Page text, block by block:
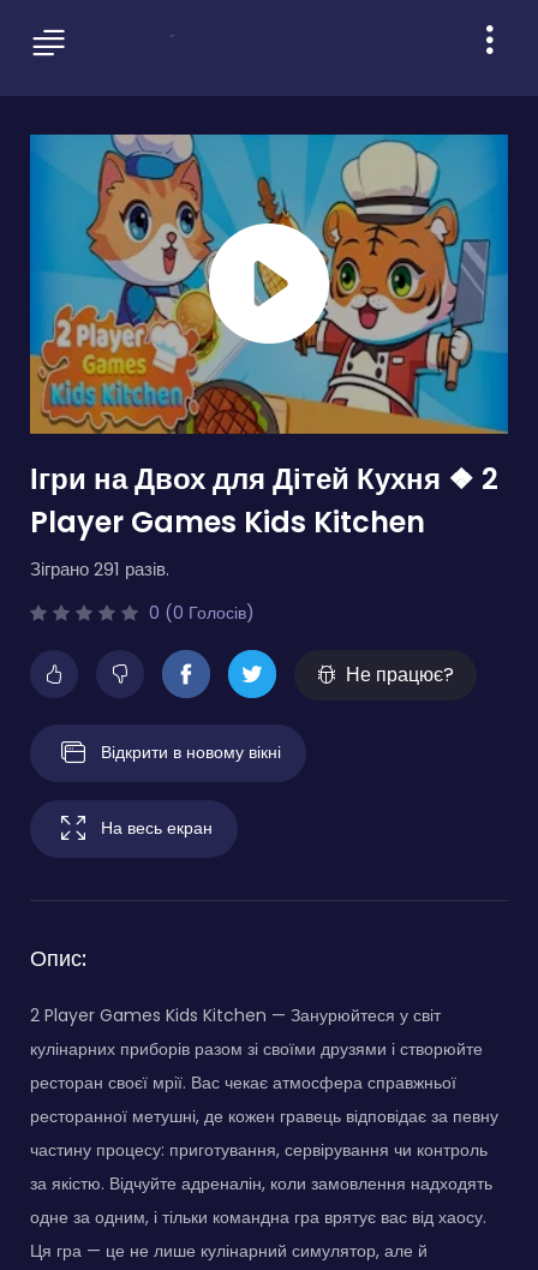
Ігри на Двох для Дітей Кухня ❖ 2
Player Games Kids Kitchen
Зіграно 291 разів.
0 (0 Голосів)
Не працює?
Відкрити в новому вікні
На весь екран
Опис:
2 Player Games Kids Kitchen — Занурюйтеся у світ
кулінарних приборів разом зі своїми друзями і створюйте
ресторан своєї мрії. Вас чекає атмосфера справжньої
ресторанної метушні, де кожен гравець відповідає за певну
частину процесу: приготування, сервірування чи контроль
за якістю. Відчуйте адреналін, коли замовлення надходять
одне за одним, і тільки командна гра врятує вас від хаосу.
Ця гра — це не лише кулінарний симулятор, але й